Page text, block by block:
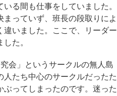
る間も仕事をしていました。
っていず、班長の段取りによ
違いました。ここで、リーダー
た。
会」というサークルの無人島
たち中心のサークルだったた
ってしまったのです。迷った